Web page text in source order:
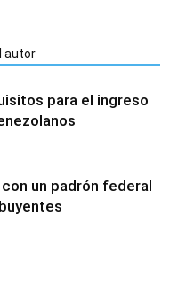
autor
para el ingreso
un padrón federal